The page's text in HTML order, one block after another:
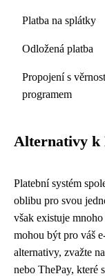
Platba na splátky
Odložená platba
Propojení s
programem
Alternativy k
Platební systém
oblibu pro svou
však existuje
mohou být pro váš
alternativy, zvažte
nebo ThePay, které